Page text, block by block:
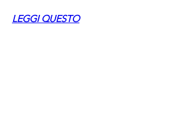
LEGGI QUESTO